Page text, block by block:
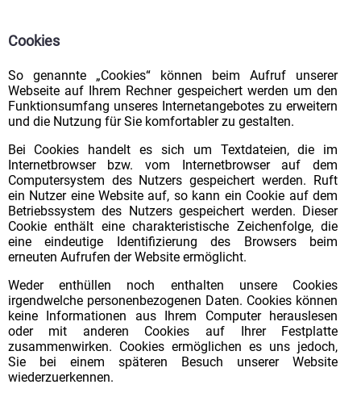
Cookies
So genannte „Cookies“ können beim Aufruf unserer
Webseite auf Ihrem Rechner gespeichert werden um den
Funktionsumfang unseres Internetangebotes zu erweitern
und die Nutzung für Sie komfortabler zu gestalten.
Bei Cookies handelt es sich um Textdateien, die im
Internetbrowser bzw. vom Internetbrowser auf dem
Computersystem des Nutzers gespeichert werden. Ruft
ein Nutzer eine Website auf, so kann ein Cookie auf dem
Betriebssystem des Nutzers gespeichert werden. Dieser
Cookie enthält eine charakteristische Zeichenfolge, die
eine eindeutige Identifizierung des Browsers beim
erneuten Aufrufen der Website ermöglicht.
Weder enthüllen noch enthalten unsere Cookies
irgendwelche personenbezogenen Daten. Cookies können
keine Informationen aus Ihrem Computer herauslesen
oder mit anderen Cookies auf Ihrer Festplatte
zusammenwirken. Cookies ermöglichen es uns jedoch,
Sie bei einem späteren Besuch unserer Website
wiederzuerkennen.